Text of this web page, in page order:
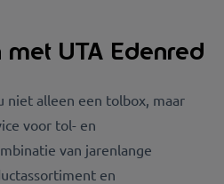
UTA Edenred
niet alleen een tolbox, maar
voor tol- en
van jarenlange
en